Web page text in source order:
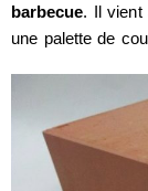
barbecue. Il vient
une palette de